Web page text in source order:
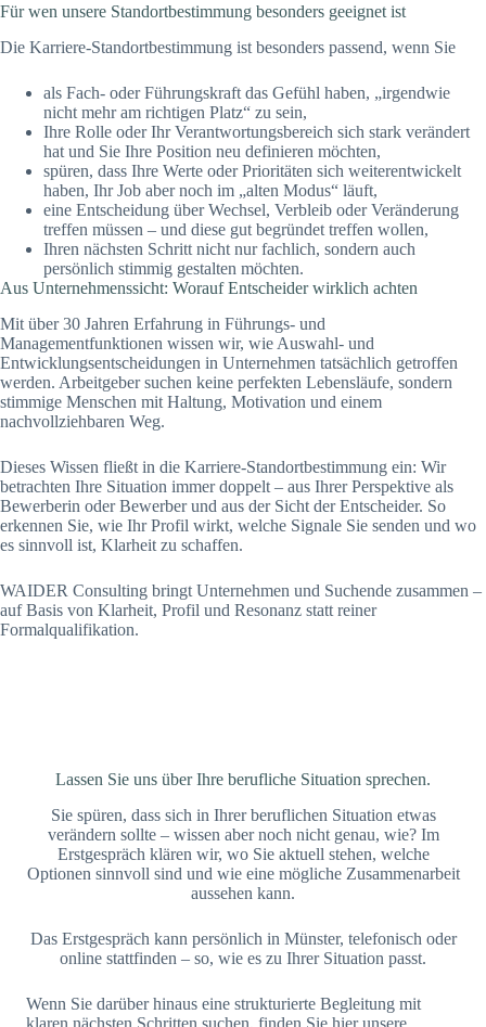
Für wen unsere Standortbestimmung besonders geeignet ist
Die Karriere-Standortbestimmung ist besonders passend, wenn Sie
als Fach- oder Führungskraft das Gefühl haben, „irgendwie
nicht mehr am richtigen Platz“ zu sein,
Ihre Rolle oder Ihr Verantwortungsbereich sich stark verändert
hat und Sie Ihre Position neu definieren möchten,
spüren, dass Ihre Werte oder Prioritäten sich weiterentwickelt
haben, Ihr Job aber noch im „alten Modus“ läuft,
eine Entscheidung über Wechsel, Verbleib oder Veränderung
treffen müssen – und diese gut begründet treffen wollen,
Ihren nächsten Schritt nicht nur fachlich, sondern auch
persönlich stimmig gestalten möchten.
Aus Unternehmenssicht: Worauf Entscheider wirklich achten
Mit über 30 Jahren Erfahrung in Führungs- und
Managementfunktionen wissen wir, wie Auswahl- und
Entwicklungsentscheidungen in Unternehmen tatsächlich getroffen
werden. Arbeitgeber suchen keine perfekten Lebensläufe, sondern
stimmige Menschen mit Haltung, Motivation und einem
nachvollziehbaren Weg.
Dieses Wissen fließt in die Karriere-Standortbestimmung ein: Wir
betrachten Ihre Situation immer doppelt – aus Ihrer Perspektive als
Bewerberin oder Bewerber und aus der Sicht der Entscheider. So
erkennen Sie, wie Ihr Profil wirkt, welche Signale Sie senden und wo
es sinnvoll ist, Klarheit zu schaffen.
WAIDER Consulting bringt Unternehmen und Suchende zusammen –
auf Basis von Klarheit, Profil und Resonanz statt reiner
Formalqualifikation.
Lassen Sie uns über Ihre berufliche Situation sprechen.
Sie spüren, dass sich in Ihrer beruflichen Situation etwas
verändern sollte – wissen aber noch nicht genau, wie? Im
Erstgespräch klären wir, wo Sie aktuell stehen, welche
Optionen sinnvoll sind und wie eine mögliche Zusammenarbeit
aussehen kann.
Das Erstgespräch kann persönlich in Münster, telefonisch oder
online stattfinden – so, wie es zu Ihrer Situation passt.
Wenn Sie darüber hinaus eine strukturierte Begleitung mit
klaren nächsten Schritten suchen, finden Sie hier unsere